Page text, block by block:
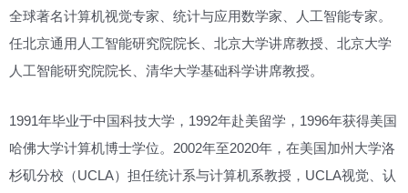
全球著名计算机视觉专家、统计与应用数学家、人工智能专家。
任北京通用人工智能研究院院长、北京大学讲席教授、北京大学
人工智能研究院院长、清华大学基础科学讲席教授。
1991年毕业于中国科技大学，1992年赴美留学，1996年获得美国
哈佛大学计算机博士学位。2002年至2020年，在美国加州大学洛
杉矶分校（UCLA）担任统计系与计算机系教授，UCLA视觉、认